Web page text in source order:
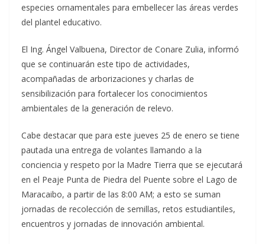
especies ornamentales para embellecer las áreas verdes
del plantel educativo.
El Ing. Ángel Valbuena, Director de Conare Zulia, informó
que se continuarán este tipo de actividades,
acompañadas de arborizaciones y charlas de
sensibilización para fortalecer los conocimientos
ambientales de la generación de relevo.
Cabe destacar que para este jueves 25 de enero se tiene
pautada una entrega de volantes llamando a la
conciencia y respeto por la Madre Tierra que se ejecutará
en el Peaje Punta de Piedra del Puente sobre el Lago de
Maracaibo, a partir de las 8:00 AM; a esto se suman
jornadas de recolección de semillas, retos estudiantiles,
encuentros y jornadas de innovación ambiental.